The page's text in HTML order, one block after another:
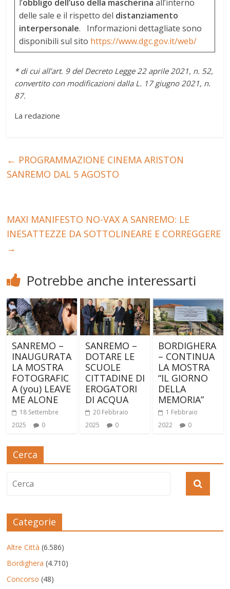
l’obbligo dell’uso della mascherinaall’interno
delle sale e il rispetto del distanziamento
interpersonale.
Informazioni dettagliate sono
disponibili sul sito https://www.dgc.gov.it/web/
* di cui all’art. 9 del Decreto Legge 22 aprile 2021, n. 52,
convertito con modificazioni dalla L. 17 giugno 2021, n.
87.
La redazione
← PROGRAMMAZIONE CINEMA ARISTON
SANREMO DAL 5 AGOSTO
MAXI MANIFESTO NO-VAX A SANREMO: LE
INESATTEZZE DA SOTTOLINEARE E CORREGGERE
→
Potrebbe anche interessarti
SANREMO –
INAUGURATA
LA MOSTRA
FOTOGRAFIC
A (you) LEAVE
ME ALONE
18 Settembre
2025
0
SANREMO –
DOTARE LE
SCUOLE
CITTADINE DI
EROGATORI
DI ACQUA
20 Febbraio
2025
0
BORDIGHERA
– CONTINUA
LA MOSTRA
“IL GIORNO
DELLA
MEMORIA”
1 Febbraio
2022
0
Cerca
Categorie
Altre Città (6.586)
Bordighera (4.710)
Concorso (48)